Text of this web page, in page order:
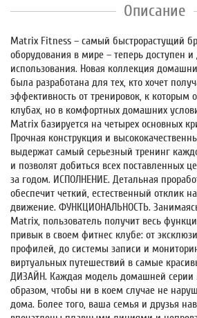
Описание
Matrix Fitness – самый быстрорастущий
оборудования в мире – теперь доступен
использования. Новая коллекция
была разработана для тех, кто хочет
эффективность от тренировок, к
клубах, но в комфортных домашних
Matrix базируется на четырех основных
Прочная конструкция и
выдержат самый серьезный тренинг
и позволят добиться всех поставленных
за годом. ИСПОЛНЕНИЕ. Детальная
обеспечит четкий, естественный отклик
движение. ФУНКЦИОНАЛЬНОСТЬ.
Matrix, пользователь получит весь
привык в своем фитнес клубе: от
профилей, до системы записи и
виртуальных путешествий в самые
ДИЗАЙН. Каждая модель домашней серии
образом, чтобы ни в коем случае не
дома. Более того, ваша семья и друзья